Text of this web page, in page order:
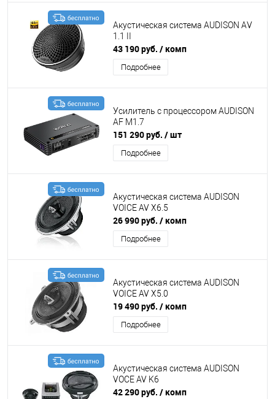
Акустическая система AUDISON АV
1.1 II
43 190 руб. / комп
Подробнее
Усилитель с процессором AUDISON
AF M1.7
151 290 руб. / шт
Подробнее
Акустическая система AUDISON
VOICE AV X6.5
26 990 руб. / комп
Подробнее
Акустическая система AUDISON
VOICE AV X5.0
19 490 руб. / комп
Подробнее
Акустическая система AUDISON
VOCE AV K6
42 290 руб. / комп